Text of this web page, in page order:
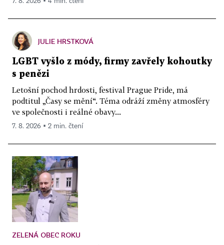
JULIE HRSTKOVÁ
LGBT vyšlo z módy, firmy zavřely kohoutky
s penězi
Letošní pochod hrdosti, festival Prague Pride, má
podtitul „Časy se mění“. Téma odráží změny atmosféry
ve společnosti i reálné obavy...
7. 8. 2026 ▪ 2 min. čtení
ZELENÁ OBEC ROKU